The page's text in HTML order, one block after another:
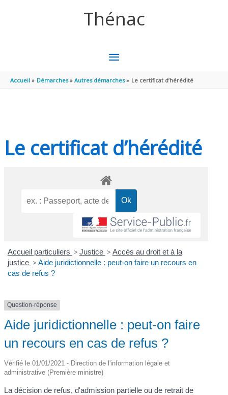
Thénac
MENU
PRINCIPAL
Accueil Démarches Autres démarches Le certificat d’hérédité
Le certificat d’hérédité
Accueil particuliers > Justice > Accès au droit et à la
justice > Aide juridictionnelle : peut-on faire un recours en
cas de refus ?
Question-réponse
Aide juridictionnelle : peut-on faire
un recours en cas de refus ?
Vérifié le 01/01/2021 - Direction de l'information légale et
administrative (Première ministre)
La décision de refus, d'admission partielle ou de retrait de